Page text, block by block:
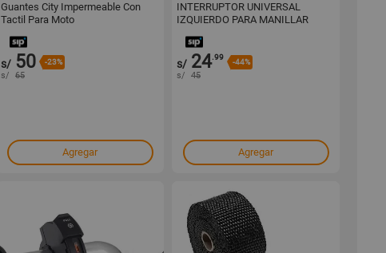
Guantes City Impermeable Con
Tactil Para Moto
s/ 50 -23%
s/ 65
Agregar
INTERRUPTOR UNIVERSAL
IZQUIERDO PARA MANILLAR
s/ 24.99
-44%
s/ 45
Agregar